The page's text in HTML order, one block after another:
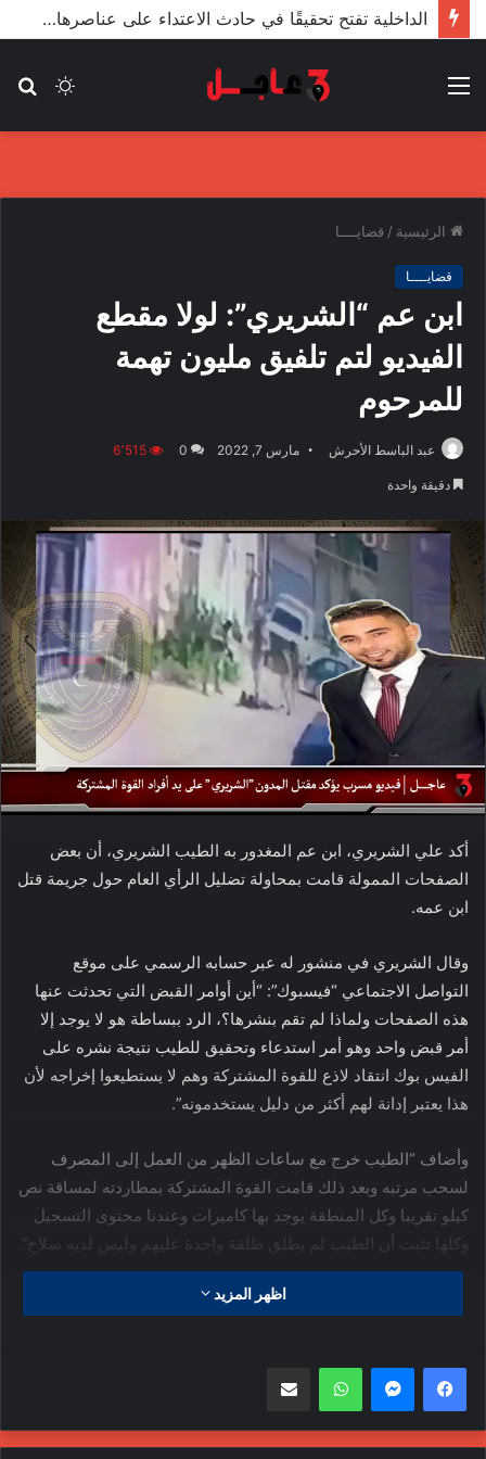
الأعور: اتفاقية ترسيم الحدود مع تركيا على طاولة النواب والاعتماد مرجّح
الوضع
القائمة
الرئيسية / قضايــــا
قضايــــا
ابن عم “الشريري”: لولا مقطع
الفيديو لتم تلفيق مليون تهمة
للمرحوم
عبد الباسط الأحرش مارس 7, 2022 0 6٬515
دقيقة واحدة
أكد علي الشريري، ابن عم المغدور به الطيب الشريري، أن بعض
الصفحات الممولة قامت بمحاولة تضليل الرأي العام حول جريمة قتل
ابن عمه.
وقال الشريري في منشور له عبر حسابه الرسمي على موقع
التواصل الاجتماعي “فيسبوك”: “أين أوامر القبض التي تحدثت عنها
هذه الصفحات ولماذا لم تقم بنشرها؟، الرد ببساطة هو لا يوجد إلا
أمر قبض واحد وهو أمر استدعاء وتحقيق للطيب نتيجة نشره على
الفيس بوك انتقاد لاذع للقوة المشتركة وهم لا يستطيعوا إخراجه لأن
هذا يعتبر إدانة لهم أكثر من دليل يستخدمونه”.
وأضاف “الطيب خرج مع ساعات الظهر من العمل إلى المصرف
لسحب مرتبه وبعد ذلك قامت القوة المشتركة بمطاردته لمساقة نص
كيلو تقريبا وكل المنطقة يوجد بها كاميرات وعندنا محتوى التسجيل
وكلها تثبت أن الطيب لم يطلق طلقة واحدة عليهم وليس لديه سلاح”.
وتابع “القوة المشتركة قامت بنقل الطيب لمستشفى الجزيرة
من الردود ونعلم جيدا أنه لولا مقطع الفيديو لتم تلفيق مليون تهمة
للمرحوم، فالحمد لله لدينا شهود ولدينا مقاطع فيديو تبين كذب يقال
اظهر المزيد
واتساب